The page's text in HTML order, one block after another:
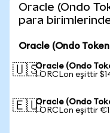
Oracle (Ondo
para
Oracle (Ondo
🇺🇸Oracle (Ondo
1 ORCLon eşittir
🇪🇺Oracle (Ondo
1 ORCLon eşittir